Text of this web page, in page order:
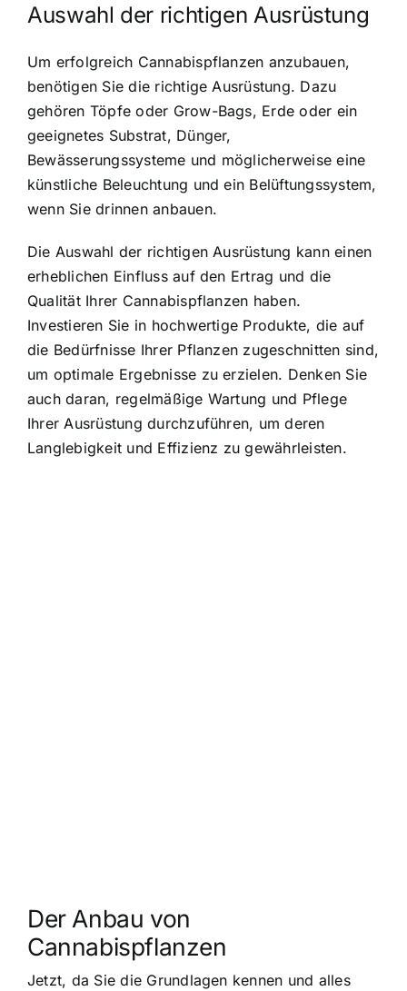
Auswahl der richtigen Ausrüstung
Um erfolgreich Cannabispflanzen anzubauen,
benötigen Sie die richtige Ausrüstung. Dazu
gehören Töpfe oder Grow-Bags, Erde oder ein
geeignetes Substrat, Dünger,
Bewässerungssysteme und möglicherweise eine
künstliche Beleuchtung und ein Belüftungssystem,
wenn Sie drinnen anbauen.
Die Auswahl der richtigen Ausrüstung kann einen
erheblichen Einfluss auf den Ertrag und die
Qualität Ihrer Cannabispflanzen haben.
Investieren Sie in hochwertige Produkte, die auf
die Bedürfnisse Ihrer Pflanzen zugeschnitten sind,
um optimale Ergebnisse zu erzielen. Denken Sie
auch daran, regelmäßige Wartung und Pflege
Ihrer Ausrüstung durchzuführen, um deren
Langlebigkeit und Effizienz zu gewährleisten.
Der Anbau von
Cannabispflanzen
Jetzt, da Sie die Grundlagen kennen und alles